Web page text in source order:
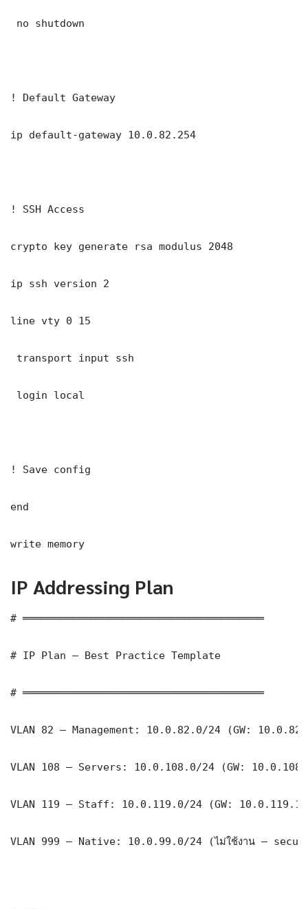
no shutdown
! Default Gateway
ip default-gateway 10.0.82.254
! SSH Access
crypto key generate rsa modulus 2048
ip ssh version 2
line vty 0 15
transport input ssh
login local
! Save config
end
write memory
IP Addressing Plan
# ═══════════════════════════════════════
# IP Plan — Best Practice Template
# ═══════════════════════════════════════
VLAN 82 — Management: 10.0.82.0/24 (GW:
VLAN 108 — Servers: 10.0.108.0/24 (GW:
VLAN 119 — Staff: 10.0.119.0/24 (GW: 10.0.119.1)
VLAN 999 — Native: 10.0.99.0/24 (ไม่ใช้งาน —